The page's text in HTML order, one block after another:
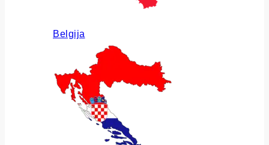
Belgija